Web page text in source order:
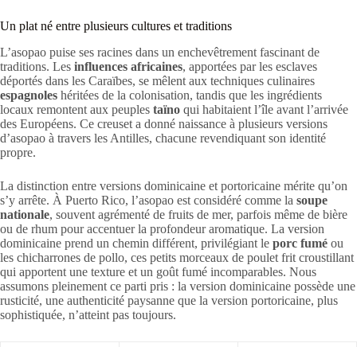
Un plat né entre plusieurs cultures et traditions
L’asopao puise ses racines dans un enchevêtrement fascinant de
traditions. Les influences africaines, apportées par les esclaves
déportés dans les Caraïbes, se mêlent aux techniques culinaires
espagnoles héritées de la colonisation, tandis que les ingrédients
locaux remontent aux peuples taïno qui habitaient l’île avant l’arrivée
des Européens. Ce creuset a donné naissance à plusieurs versions
d’asopao à travers les Antilles, chacune revendiquant son identité
propre.
La distinction entre versions dominicaine et portoricaine mérite qu’on
s’y arrête. À Puerto Rico, l’asopao est considéré comme la soupe
nationale, souvent agrémenté de fruits de mer, parfois même de bière
ou de rhum pour accentuer la profondeur aromatique. La version
dominicaine prend un chemin différent, privilégiant le porc fumé ou
les chicharrones de pollo, ces petits morceaux de poulet frit croustillant
qui apportent une texture et un goût fumé incomparables. Nous
assumons pleinement ce parti pris : la version dominicaine possède une
rusticité, une authenticité paysanne que la version portoricaine, plus
sophistiquée, n’atteint pas toujours.